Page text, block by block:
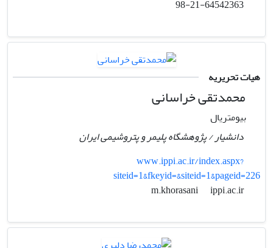
هیات تحریریه
محمدتقی خراسانی
بیومتریال
دانشیار / پژوهشگاه پلیمر و پتروشیمی ایران
www.ippi.ac.ir/index.aspx?
siteid=1&fkeyid=&siteid=1&pageid=226
m.khorasani
ippi.ac.ir